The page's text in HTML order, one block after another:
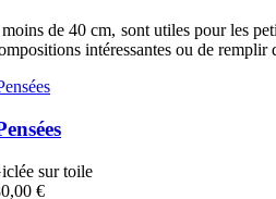
de 40 cm, sont utiles pour les
intéressantes ou de remplir
sur toile
€